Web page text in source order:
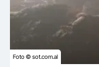
Foto © sot.com.al